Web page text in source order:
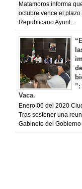
Matamoros informa
octubre vence el plazo
Republicano Ayunt...
Vaca.
Enero 06 del 2020
Tras sostener una
Gabinete del Gobierno